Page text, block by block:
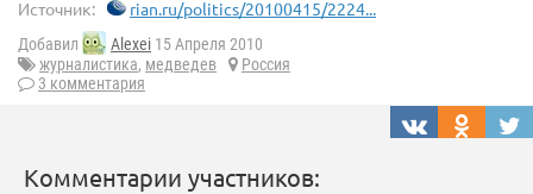
Источник: rian.ru/politics/20100415/2224...
Добавил Alexei 15 Апреля 2010
журналистика, медведев
Россия
3 комментария
Комментарии участников: